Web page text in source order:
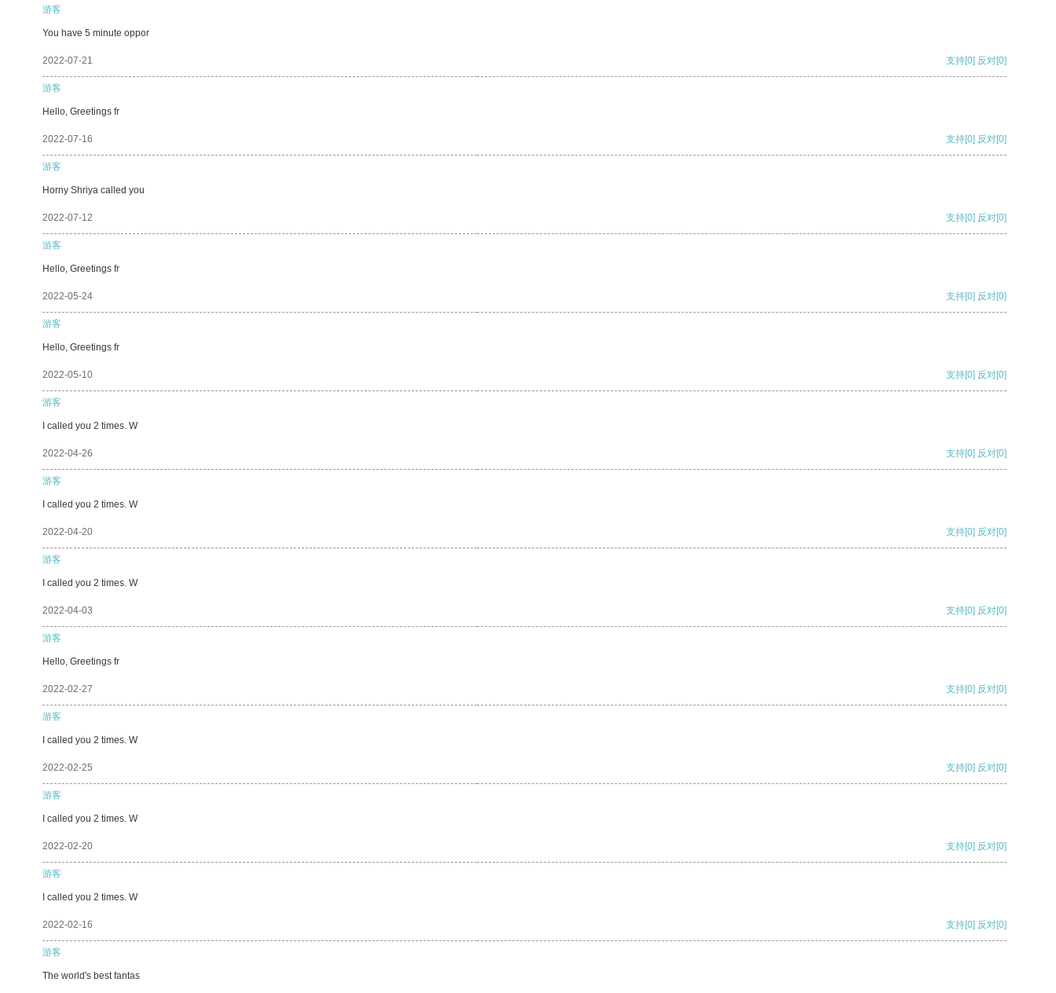
游客
You have 5 minute oppor
2022-07-21 支持[0] 反对[0]
游客
Hello, Greetings fr
2022-07-16 支持[0] 反对[0]
游客
Horny Shriya called you
2022-07-12 支持[0] 反对[0]
游客
Hello, Greetings fr
2022-05-24 支持[0] 反对[0]
游客
Hello, Greetings fr
2022-05-10 支持[0] 反对[0]
游客
I called you 2 times. W
2022-04-26 支持[0] 反对[0]
游客
I called you 2 times. W
2022-04-20 支持[0] 反对[0]
游客
I called you 2 times. W
2022-04-03 支持[0] 反对[0]
游客
Hello, Greetings fr
2022-02-27 支持[0] 反对[0]
游客
I called you 2 times. W
2022-02-25 支持[0] 反对[0]
游客
I called you 2 times. W
2022-02-20 支持[0] 反对[0]
游客
I called you 2 times. W
2022-02-16 支持[0] 反对[0]
游客
The world's best fantas